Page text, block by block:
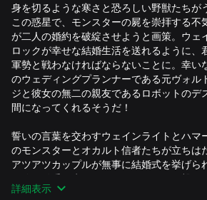
身を切るような寒さと恐ろしい野獣たちが
この惑星で、モンスターの屍を崇拝する不
が二人の婚約を破綻させようと画策。ウェ
ロックが幸せな結婚生活を送れるように、
軍勢と戦わなければならないことに。幸い
のウェディングプランナーである元ヴォル
ジと彼女の無二の親友であるロボットのデ
間になってくれるそうだ！
誓いの言葉を交わすウェインライトとハマ
のモンスターとオカルト信者たちが立ちは
アツアツカップルが無事に結婚式を挙げら
た銃で触手の生えたモンスターたちを撃っ
くろう！
詳細表示